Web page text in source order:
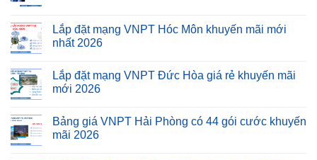
Lắp đặt mạng VNPT Hóc Môn khuyến mãi mới
nhất 2026
Lắp đặt mạng VNPT Đức Hòa giá rẻ khuyến mãi
mới 2026
Bảng giá VNPT Hải Phòng có 44 gói cước khuyến
mãi 2026